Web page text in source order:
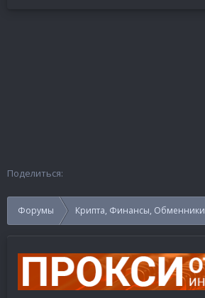
Поделиться:
Форумы Крипта, Финансы, Обменники